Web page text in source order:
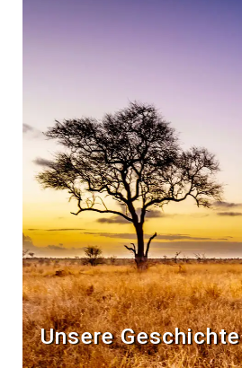
Unsere Geschichte